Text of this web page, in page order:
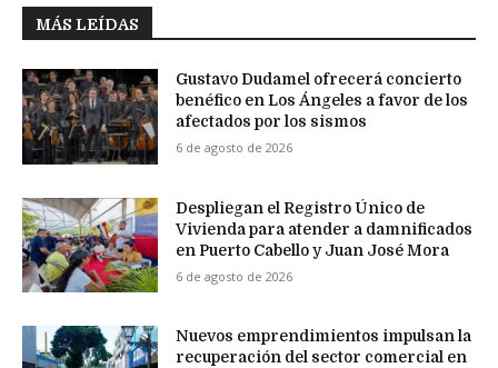
MÁS LEÍDAS
Gustavo Dudamel ofrecerá concierto
benéfico en Los Ángeles a favor de los
afectados por los sismos
6 de agosto de 2026
Despliegan el Registro Único de
Vivienda para atender a damnificados
en Puerto Cabello y Juan José Mora
6 de agosto de 2026
Nuevos emprendimientos impulsan la
recuperación del sector comercial en